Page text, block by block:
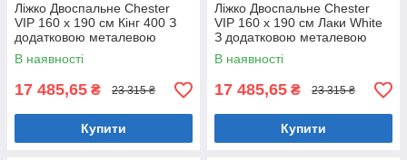
Ліжко Двоспальне Chester
VIP 160 х 190 см Кінг 400 З
додатковою металевою
цільнозварною рамою C1
Білий
В наявності
17 485,65 ₴ 23 315 ₴
Купити
Ліжко Двоспальне Chester
VIP 160 х 190 см Лаки White
З додатковою металевою
цільнозварною рамою Білий
В наявності
17 485,65 ₴ 23 315 ₴
Купити